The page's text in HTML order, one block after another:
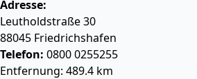
Adresse:
Leutholdstraße 30
88045 Friedrichshafen
Telefon: 0800 0255255
Entfernung: 489.4 km